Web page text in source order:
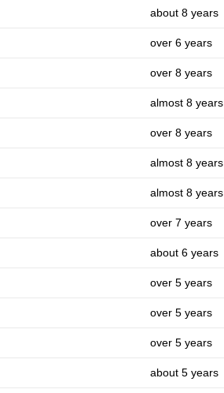
about 8 years
over 6 years
over 8 years
almost 8 years
over 8 years
almost 8 years
almost 8 years
over 7 years
about 6 years
over 5 years
over 5 years
over 5 years
about 5 years